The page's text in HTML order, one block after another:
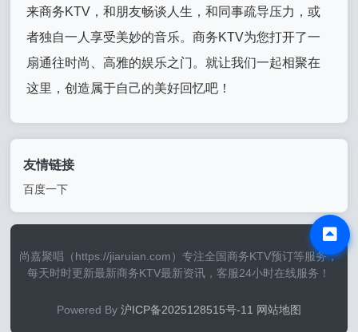
来商务KTV，和朋友畅谈人生，和同事疏导压力，或
者独自一人享受美妙的音乐。商务KTV为您打开了一
扇通往时尚、高雅的娱乐之门。就让我们一起相聚在
这里，创造属于自己的美好回忆吧！
友情链接
百度一下
尚嘉聚唱（https://jiaruian.com）专注全国商务KTV预订等服务，
每天时时更新最新商务KTV最新资讯，客服24小时在线服务！
Powered By 沪ICP备2025128515号-11 网站地图